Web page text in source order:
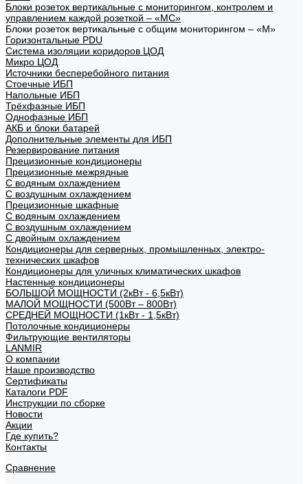
Блоки розеток вертикальные с мониторингом, контролем и
управлением каждой розеткой – «МС»
Блоки розеток вертикальные с общим мониторингом – «М»
Горизонтальные PDU
Система изоляции коридоров ЦОД
Микро ЦОД
Источники бесперебойного питания
Стоечные ИБП
Напольные ИБП
Трёхфазные ИБП
Однофазные ИБП
АКБ и блоки батарей
Дополнительные элементы для ИБП
Резервирование питания
Прецизионные кондиционеры
Прецизионные межрядные
С водяным охлаждением
С воздушным охлаждением
Прецизионные шкафные
С водяным охлаждением
С воздушным охлаждением
С двойным охлаждением
Кондиционеры для серверных, промышленных, электро-
технических шкафов
Кондиционеры для уличных климатических шкафов
Настенные кондиционеры
БОЛЬШОЙ МОЩНОСТИ (2кВт - 6,5кВт)
МАЛОЙ МОЩНОСТИ (500Вт – 800Вт)
СРЕДНЕЙ МОЩНОСТИ (1кВт - 1,5кВт)
Потолочные кондиционеры
Фильтрующие вентиляторы
LANMIR
О компании
Наше производство
Сертификаты
Каталоги PDF
Инструкции по сборке
Новости
Акции
Где купить?
Контакты
Сравнение